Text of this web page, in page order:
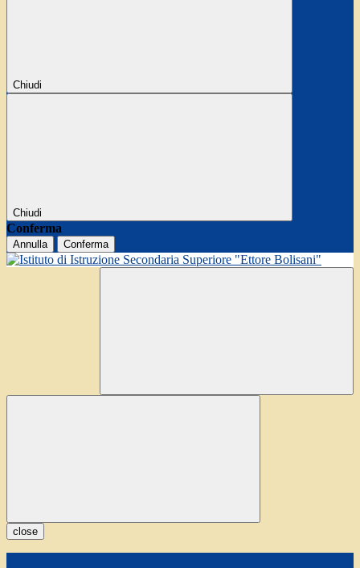
Chiudi
Chiudi
Conferma
Annulla Conferma
close